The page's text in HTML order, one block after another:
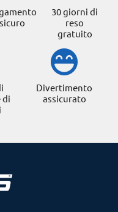
sicuro
30 giorni di
reso
gratuito
di
Divertimento
assicurato